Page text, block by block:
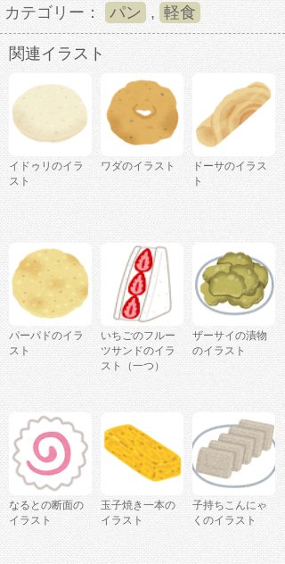
カテゴリー： パン , 軽食
関連イラスト
イドゥリのイラ
スト
ワダのイラスト
ドーサのイラス
ト
パーパドのイラ
スト
いちごのフルー
ツサンドのイラ
スト（一つ）
ザーサイの漬物
のイラスト
なるとの断面の
イラスト
玉子焼き一本の
イラスト
子持ちこんにゃ
くのイラスト